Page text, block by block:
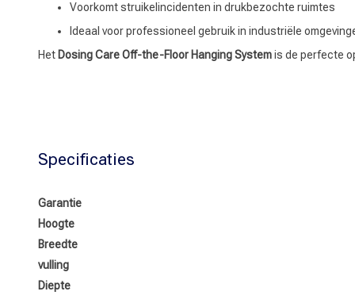
Voorkomt struikelincidenten in drukbezochte ruimtes
Ideaal voor professioneel gebruik in industriële
Het Dosing Care Off-the-Floor Hanging Systemis de perfecte
Specificaties
Garantie
Hoogte
Breedte
vulling
Diepte